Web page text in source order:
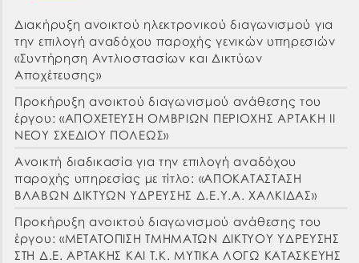
Διακήρυξη ανοικτού ηλεκτρονικού διαγωνισμού για
την επιλογή αναδόχου παροχής γενικών υπηρεσιών
«Συντήρηση Αντλιοστασίων και Δικτύων
Αποχέτευσης»
Προκήρυξη ανοικτού διαγωνισμού ανάθεσης του
έργου: «ΑΠΟΧΕΤΕΥΣΗ ΟΜΒΡΙΩΝ ΠΕΡΙΟΧΗΣ ΑΡΤΑΚΗ ΙΙ
ΝΕΟΥ ΣΧΕΔΙΟΥ ΠΟΛΕΩΣ»
Ανοικτή διαδικασία για την επιλογή αναδόχου
παροχής υπηρεσίας με τίτλο: «ΑΠΟΚΑΤΑΣΤΑΣΗ
ΒΛΑΒΩΝ ΔΙΚΤΥΩΝ ΥΔΡΕΥΣΗΣ Δ.Ε.Υ.Α. ΧΑΛΚΙΔΑΣ»
Προκήρυξη ανοικτού διαγωνισμού ανάθεσης του
έργου: «ΜΕΤΑΤΟΠΙΣΗ ΤΜΗΜΑΤΩΝ ΔΙΚΤΥΟΥ ΥΔΡΕΥΣΗΣ
ΣΤΗ Δ.Ε. ΑΡΤΑΚΗΣ ΚΑΙ Τ.Κ. ΜΥΤΙΚΑ ΛΟΓΩ ΚΑΤΑΣΚΕΥΗΣ